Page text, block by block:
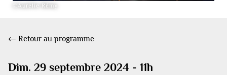
©Aurélie Rémy
← Retour au programme
Dim. 29 septembre 2024 - 11h